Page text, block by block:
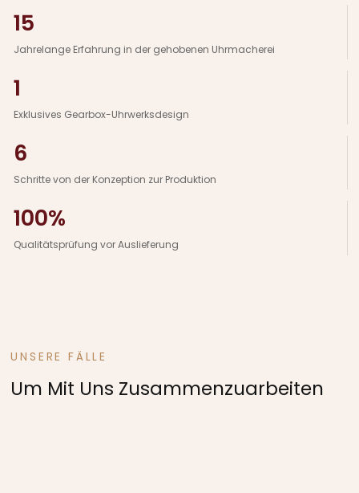
15
Jahrelange Erfahrung in der gehobenen Uhrmacherei
1
Exklusives Gearbox-Uhrwerksdesign
6
Schritte von der Konzeption zur Produktion
100%
Qualitätsprüfung vor Auslieferung
UNSERE FÄLLE
Um Mit Uns Zusammenzuarbeiten